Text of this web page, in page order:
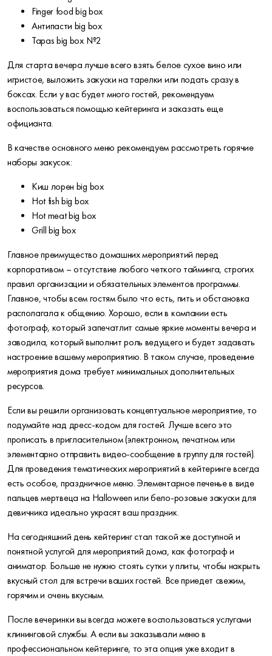
Finger food big box
Антипасти big box
Tapas big box №2
Для старта вечера лучше всего взять белое сухое вино или
игристое, выложить закуски на тарелки или подать сразу в
боксах. Если у вас будет много гостей, рекомендуем
воспользоваться помощью кейтеринга и заказать еще
официанта.
В качестве основного меню рекомендуем рассмотреть горячие
наборы закусок:
Киш лорен big box
Hot fish big box
Hot meat big box
Grill big box
Главное преимущество домашних мероприятий перед
корпоративом – отсутствие любого четкого тайминга, строгих
правил организации и обязательных элементов программы.
Главное, чтобы всем гостям было что есть, пить и обстановка
располагала к общению. Хорошо, если в компании есть
фотограф, который запечатлит самые яркие моменты вечера и
заводила, который выполнит роль ведущего и будет задавать
настроение вашему мероприятию. В таком случае, проведение
мероприятия дома требует минимальных дополнительных
ресурсов.
Если вы решили организовать концептуальное мероприятие, то
подумайте над дресс-кодом для гостей. Лучше всего это
прописать в пригласительном (электронном, печатном или
элементарно отправить видео-сообщение в группу для гостей).
Для проведения тематических мероприятий в кейтеринге всегда
есть особое, праздничное меню. Элементарное печенье в виде
пальцев мертвеца на Halloween или бело-розовые закуски для
девичника идеально украсят ваш праздник.
На сегодняшний день кейтеринг стал такой же доступной и
понятной услугой для мероприятий дома, как фотограф и
аниматор. Больше не нужно стоять сутки у плиты, чтобы накрыть
вкусный стол для встречи ваших гостей. Все приедет свежим,
горячим и очень вкусным.
После вечеринки вы всегда можете воспользоваться услугами
клининговой службы. А если вы заказывали меню в
профессиональном кейтеринге, то эта опция уже входит в